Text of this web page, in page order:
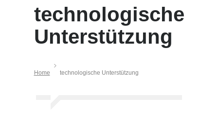
technologische
Unterstützung
Home technologische Unterstützung